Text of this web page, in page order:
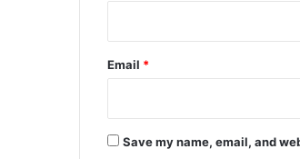
Email *
Save my name, email, and